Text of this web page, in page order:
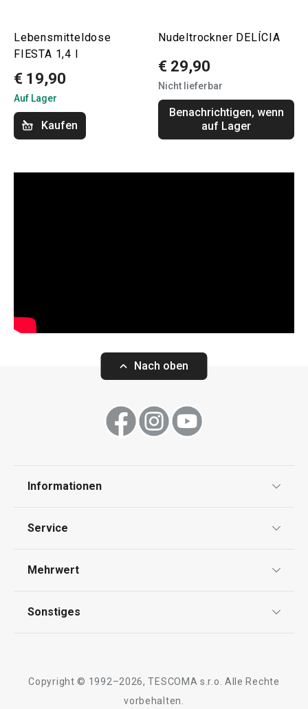
Lebensmitteldose
FIESTA 1,4 l
€ 19,90
Auf Lager
Kaufen
Nudeltrockner DELÍCIA
€ 29,90
Nicht lieferbar
Benachrichtigen, wenn
auf Lager
Nach oben
Informationen
Impressum
Service
Rückgabe von Waren/Reklamation
Mehrwert
Sonstiges
Copyright © 1992–2026, TESCOMA s.r.o. Alle Rechte
vorbehalten.